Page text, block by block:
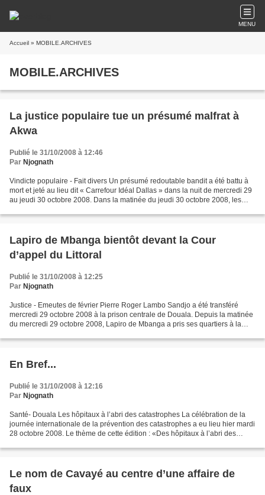
MENU
Accueil » MOBILE.ARCHIVES
MOBILE.ARCHIVES
La justice populaire tue un présumé malfrat à
Akwa
Publié le 31/10/2008 à 12:46
Par Njognath
Vindicte populaire - Fait divers Un présumé redoutable bandit a été battu à
mort et jeté au lieu dit « Carrefour Idéal Dallas » dans la nuit de mercredi 29
au jeudi 30 octobre 2008. Dans la matinée du jeudi 30 octobre 2008, les
Lapiro de Mbanga bientôt devant la Cour
d’appel du Littoral
Publié le 31/10/2008 à 12:25
Par Njognath
Justice - Emeutes de février Pierre Roger Lambo Sandjo a été transféré
mercredi 29 octobre 2008 à la prison centrale de Douala. Depuis la matinée
du mercredi 29 octobre 2008, Lapiro de Mbanga a pris ses quartiers à la
En Bref...
Publié le 31/10/2008 à 12:16
Par Njognath
Santé- Douala Les hôpitaux à l’abri des catastrophes La célébration de la
journée internationale de la prévention des catastrophes a eu lieu hier mardi
28 octobre 2008. Le thème de cette édition : «Des hôpitaux à l’abri des
Le nom de Cavayé au centre d’une affaire de
faux